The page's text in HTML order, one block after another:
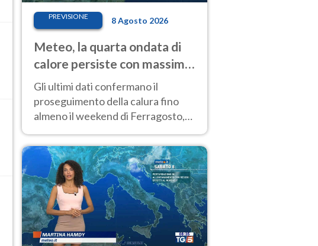
PREVISIONE 8 Agosto 2026
Meteo, la quarta ondata di
calore persiste con massime
sempre molto elevate
Gli ultimi dati confermano il
proseguimento della calura fino
almeno il weekend di Ferragosto,
intensificazione prossima
settimana